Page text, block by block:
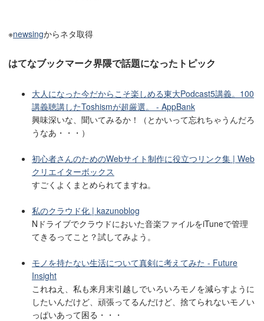
※newsingからネタ取得
はてなブックマーク界隈で話題になったトピック
大人になった今だからこそ楽しめる東大Podcast5講義。100
講義聴講したToshismが超厳選。 - AppBank
興味深いな、聞いてみるか！（とかいって忘れちゃうんだろ
うなあ・・・）
初心者さんのためのWebサイト制作に役立つリンク集 | Web
クリエイターボックス
すごくよくまとめられてますね。
私のクラウド化 | kazunoblog
Nドライブでクラウドにおいた音楽ファイルをiTuneで管理
てきるってこと？試してみよう。
モノを持たない生活について真剣に考えてみた - Future
Insight
これねえ、私も来月末引越しでいろいろモノを減らすように
したいんだけど、頑張ってるんだけど、捨てられないモノい
っぱいあって困る・・・